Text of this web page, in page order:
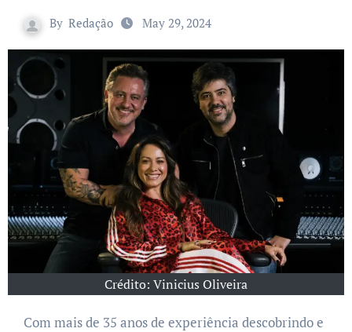
By Redação May 29, 2024
Crédito: Vinicius Oliveira
Com mais de 35 anos de experiência descobrindo e